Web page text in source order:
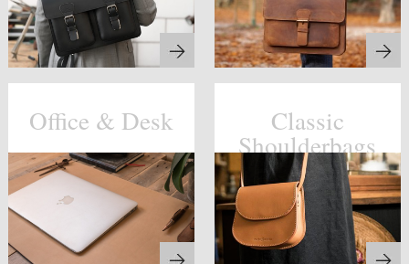
Office & Desk Classic
Shoulderbags